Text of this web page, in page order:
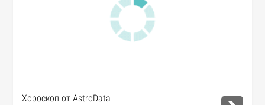
Хороскоп от AstroData